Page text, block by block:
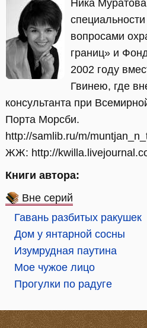
Ника
вопросами
границ» и
2002 году
Гвинею, где
консультанта при
Порта Морсби.
http://samlib.ru/m/
ЖЖ: http://
Книги автора:
Вне серий
Гавань разбитых ракушек
Дом у янтарной сосны
Изумрудная паутина
Мое чужое лицо
Прогулки по радуге